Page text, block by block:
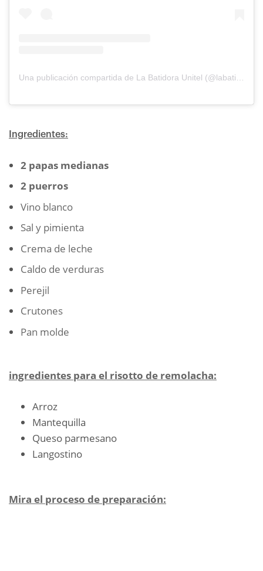
Una publicación compartida de La Batidora Unitel (@labatidoraunitel)
Ingredientes:
2 papas medianas
2 puerros
Vino blanco
Sal y pimienta
Crema de leche
Caldo de verduras
Perejil
Crutones
Pan molde
ingredientes para el risotto de remolacha:
Arroz
Mantequilla
Queso parmesano
Langostino
Mira el proceso de preparación: